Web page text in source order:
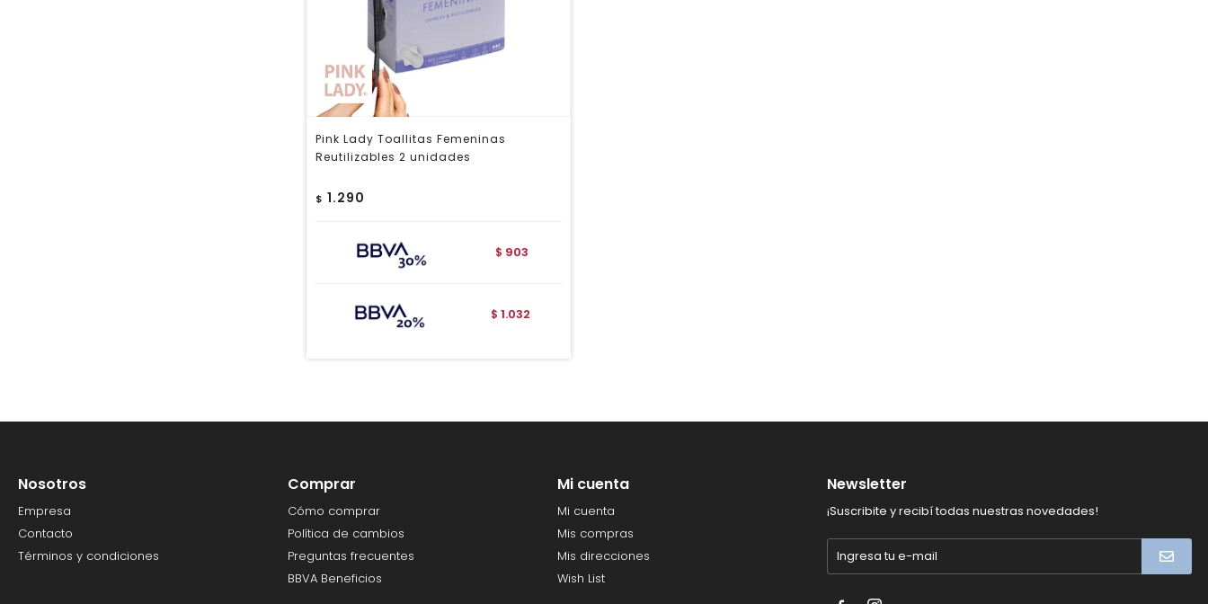
Pink Lady Toallitas Femeninas
Reutilizables 2 unidades
$ 1.290
$ 903
$ 1.032
Nosotros
Empresa
Contacto
Términos y condiciones
Comprar
Cómo comprar
Política de cambios
Preguntas frecuentes
BBVA Beneficios
Mi cuenta
Mi cuenta
Mis compras
Mis direcciones
Wish List
Newsletter
¡Suscribite y recibí todas nuestras novedades!